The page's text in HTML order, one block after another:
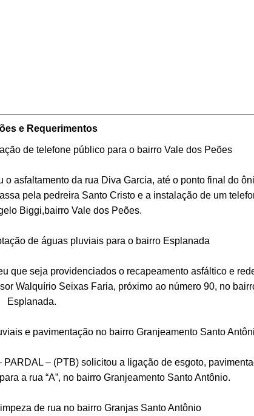
e Requerimentos
de telefone público para o bairro Vale dos Peões
asfaltamento da rua Diva Garcia, até o ponto final do
pela pedreira Santo Cristo e a instalação de um
Biggi,bairro Vale dos Peões.
de águas pluviais para o bairro Esplanada
seja providenciados o recapeamento asfáltico e
Walquírio Seixas Faria, próximo ao número 90, no
Esplanada.
e pavimentação no bairro Granjeamento Santo
– (PTB) solicitou a ligação de esgoto,
a rua “A”, no bairro Granjeamento Santo Antônio.
de rua no bairro Granjas Santo Antônio